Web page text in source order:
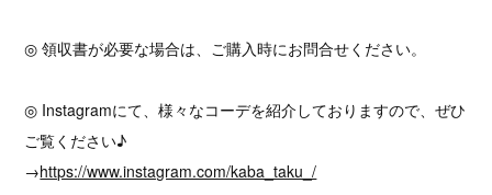
◎ 領収書が必要な場合は、ご購入時にお問合せください。
◎ Instagramにて、様々なコーデを紹介しておりますので、ぜひ
ご覧ください♪
→https://www.instagram.com/kaba_taku_/